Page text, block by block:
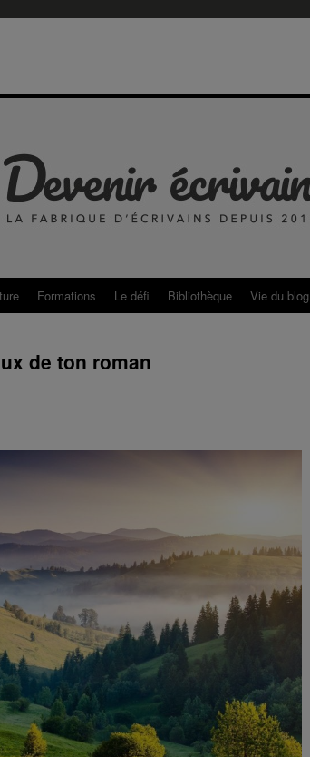
Formations Le défi Bibliothèque Vie du blog
de ton roman